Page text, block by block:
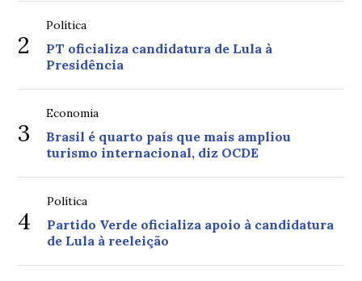
2
Política
PT oficializa candidatura de Lula à
Presidência
3
Economia
Brasil é quarto país que mais ampliou
turismo internacional, diz OCDE
4
Política
Partido Verde oficializa apoio à candidatura
de Lula à reeleição